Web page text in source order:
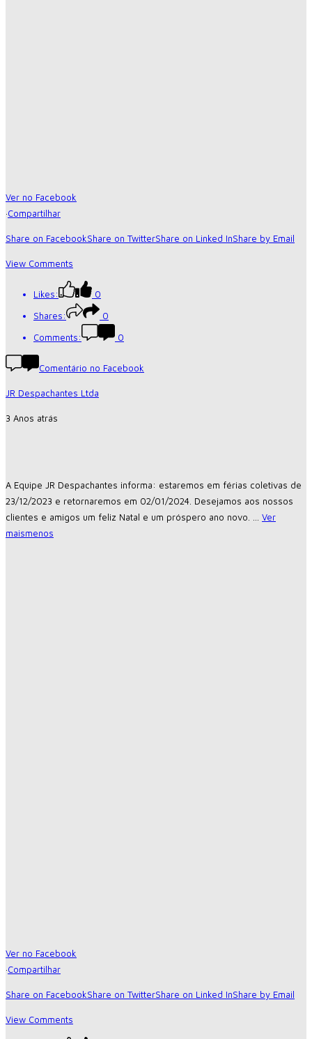
Ver no Facebook
·Compartilhar
Share on FacebookShare on TwitterShare on Linked InShare by Email
View Comments
Likes:
0
Shares:
0
Comments:
0
Comentário no Facebook
JR Despachantes Ltda
3 Anos atrás
A Equipe JR Despachantes informa: estaremos em férias coletivas de
23/12/2023 e retornaremos em 02/01/2024. Desejamos aos nossos
clientes e amigos um feliz Natal e um próspero ano novo. ... Ver
maismenos
Ver no Facebook
·Compartilhar
Share on FacebookShare on TwitterShare on Linked InShare by Email
View Comments